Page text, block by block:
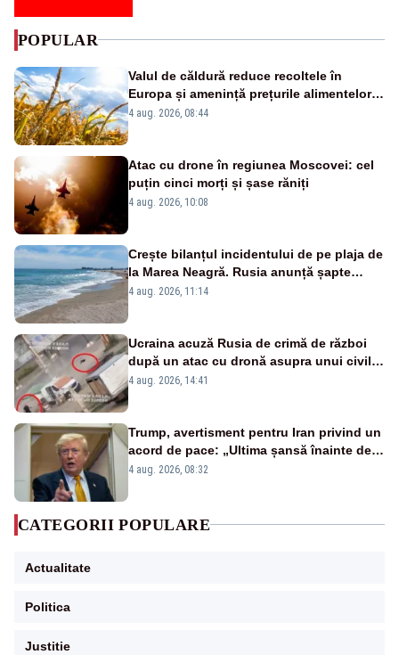
POPULAR
Valul de căldură reduce recoltele în
Europa și amenință prețurile alimentelor.
Ce avantaj are România
4 aug. 2026, 08:44
Atac cu drone în regiunea Moscovei: cel
puțin cinci morți și șase răniți
4 aug. 2026, 10:08
Crește bilanțul incidentului de pe plaja de
la Marea Neagră. Rusia anunță șapte
morți și 40 de răniți
4 aug. 2026, 11:14
Ucraina acuză Rusia de crimă de război
după un atac cu dronă asupra unui civil,
în Herson. Momentul a fost filmat VIDEO
4 aug. 2026, 14:41
Trump, avertisment pentru Iran privind un
acord de pace: „Ultima șansă înainte de
decapitare”
4 aug. 2026, 08:32
CATEGORII POPULARE
Actualitate
Politica
Justitie